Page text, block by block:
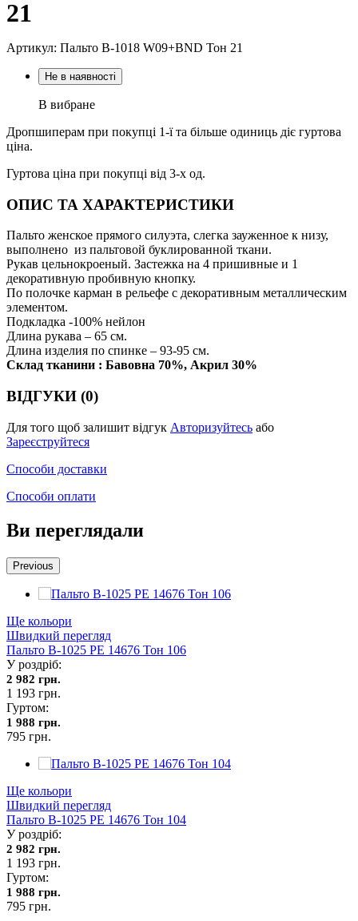
21
Артикул: Пальто В-1018 W09+BND Тон 21
Не в наявності
В вибране
Дропшиперам при покупці 1-ї та більше одиниць діє гуртова
ціна.
Гуртова ціна при покупці від 3-х од.
ОПИС ТА ХАРАКТЕРИСТИКИ
Пальто женское прямого силуэта, слегка зауженное к низу,
выполнено из пальтовой буклированной ткани.
Рукав цельнокроеный. Застежка на 4 пришивные и 1
декоративную пробивную кнопку.
По полочке карман в рельефе с декоративным металлическим
элементом.
Подкладка -100% нейлон
Длина рукава – 65 см.
Длина изделия по спинке – 93-95 см.
Склад тканини : Бавовна 70%, Акрил 30%
ВІДГУКИ (0)
Для того щоб залишит відгук Авторизуйтесь або
Зареєструйтеся
Способи доставки
Способи оплати
Ви переглядали
Previous
Ще кольори
Швидкий перегляд
Пальто В-1025 PE 14676 Тон 106
У роздріб:
2 982 грн.
1 193 грн.
Гуртом:
1 988 грн.
795 грн.
Ще кольори
Швидкий перегляд
Пальто В-1025 PE 14676 Тон 104
У роздріб:
2 982 грн.
1 193 грн.
Гуртом:
1 988 грн.
795 грн.